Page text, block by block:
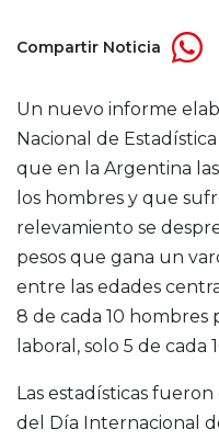
Compartir Noticia
Un nuevo informe
Nacional de
que en la Argentina
los hombres y que
relevamiento se
pesos que gana un
entre las edades
8 de cada 10 hombres
laboral, solo 5 de cada
Las estadísticas
del Día Internacional